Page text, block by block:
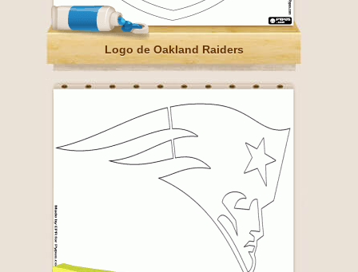
Logo de Oakland Raiders